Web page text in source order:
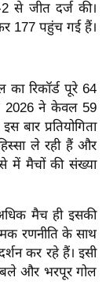
से जीत दर्ज की।
177 पहुंच गई हैं।
रिकॉर्ड पूरे 64
2026 ने केवल 59
बार प्रतियोगिता
ले रही हैं और
में मैचों की संख्या
मैच ही इसकी
रणनीति के साथ
कर रहे हैं। इसी
और भरपूर गोल